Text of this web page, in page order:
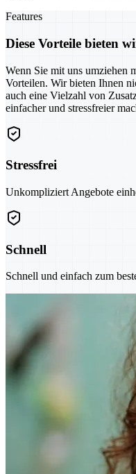
Features
Diese Vorteile bieten
Wenn Sie mit uns umziehen
Vorteilen. Wir bieten Ihnen
auch eine Vielzahl von
einfacher und stressfreier
Stressfrei
Unkompliziert Angebote
Schnell
Schnell und einfach zum